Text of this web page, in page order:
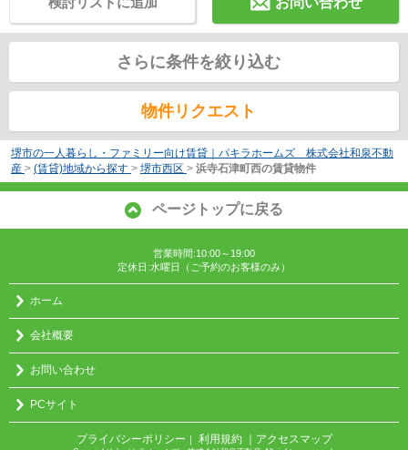
さらに条件を絞り込む
物件リクエスト
堺市の一人暮らし・ファミリー向け賃貸｜パキラホームズ 株式会社和泉不動
産 > (賃貸)地域から探す > 堺市西区 > 浜寺石津町西の賃貸物件
ページトップに戻る
営業時間:10:00～19:00
定休日:水曜日（ご予約のお客様のみ）
ホーム
会社概要
お問い合わせ
PCサイト
プライバシーポリシー ｜ 利用規約 ｜アクセスマップ